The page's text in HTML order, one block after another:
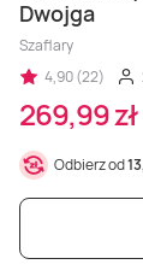
Dwojga
Szaflary
4,90 (22)
269,99 zł
Odbierz od